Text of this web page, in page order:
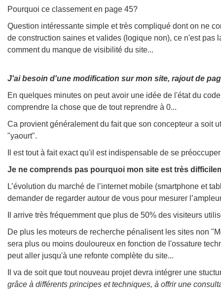
Pourquoi ce classement en page 45?
Question intéressante simple et très compliqué dont on ne
de construction saines et valides (logique non), ce n'est
comment du manque de visibilité du site...
J'ai besoin d'une modification sur mon site, rajout de
En quelques minutes on peut avoir une idée de l'état du
comprendre la chose que de tout reprendre à 0...
Ca provient généralement du fait que son concepteur a
"yaourt".
Il est tout à fait exact qu'il est indispensable de se
Je ne comprends pas pourquoi mon site est très
L’évolution du marché de l’internet mobile (smartphone et
demander de regarder autour de vous pour mesurer
Il arrive très fréquemment que plus de 50% des visiteurs
De plus les moteurs de recherche pénalisent les sites non
sera plus ou moins douloureux en fonction de l'ossature
peut aller jusqu'à une refonte complète du site...
Il va de soit que tout nouveau projet devra intégrer une
grâce à différents principes et techniques, à offrir une